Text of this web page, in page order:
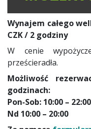
Wynajem całego
CZK / 2 godziny
W cenie
prześcieradła.
Możliwość
godzinach:
Pon-Sob: 10:00 – 22:00
Nd 10:00 – 20:00